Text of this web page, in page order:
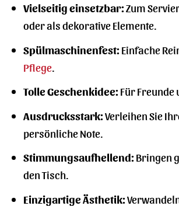
Vielseitig einsetzbar:Zum
oder als dekorative Elemente.
Spülmaschinenfest:Einfache
Pflege.
Tolle Geschenkidee:Für Freunde
Ausdrucksstark:Verleihen Sie
persönliche Note.
Stimmungsaufhellend:Bringen
den Tisch.
Einzigartige Ästhetik: